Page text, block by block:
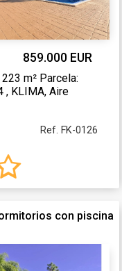
859.000 EUR
m² Parcela:
, KLIMA, Aire
Ref. FK-0126
con piscina